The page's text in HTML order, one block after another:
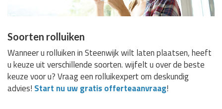
Soorten rolluiken
Wanneer u rolluiken in Steenwijk wilt laten plaatsen, heeft
u keuze uit verschillende soorten. wijfelt u over de beste
keuze voor u? Vraag een rolluikexpert om deskundig
advies! Start nu uw gratis offerteaanvraag!